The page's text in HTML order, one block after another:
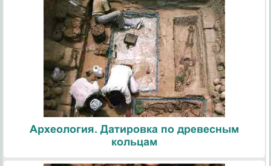
Археология. Датировка по древесным
кольцам